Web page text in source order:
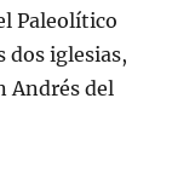
Paleolítico
dos iglesias,
Andrés del